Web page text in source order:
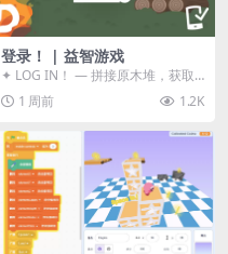
登录！ | 益智游戏
✦ LOG IN！ — 拼接原木堆，获取
分数！ ᑕ☲◎ ᑕ☲◎ ᑕ☲◎ ᑕ☲◎ ...
1 周前 1.2K